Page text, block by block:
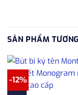
SẢN PHẨM
-12%